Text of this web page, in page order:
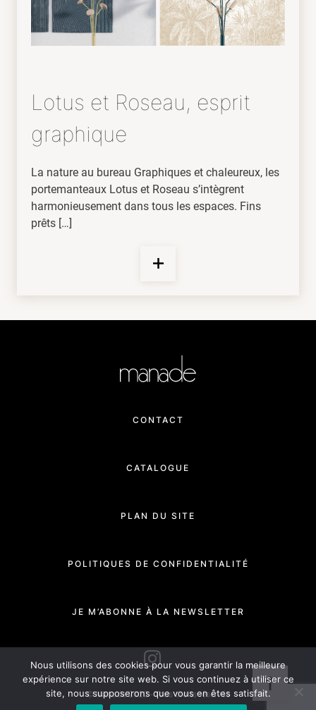
Lotus et Roseau, esprit
graphique
La nature au bureau Graphiques et chaleureux, les
portemanteaux Lotus et Roseau s’intègrent
harmonieusement dans tous les espaces. Fins
prêts […]
CONTACT
CATALOGUE
PLAN DU SITE
POLITIQUES DE CONFIDENTIALITÉ
JE M’ABONNE À LA NEWSLETTER
© Manade 2020 - Tous droits réservés
Nous utilisons des cookies pour vous garantir la meilleure
expérience sur notre site web. Si vous continuez à utiliser ce
site, nous supposerons que vous en êtes satisfait.